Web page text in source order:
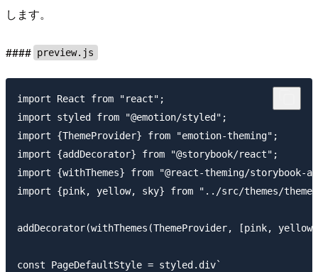
します。
#### preview.js
import React from "react";
import styled from "@emotion/styled";
import {ThemeProvider} from "emotion-theming";
import {addDecorator} from "@storybook/react";
import {withThemes} from "@react-theming/storybook-
import {pink, yellow, sky} from "../src/themes/
addDecorator(withThemes(ThemeProvider, [pink,
const PageDefaultStyle = styled.div`